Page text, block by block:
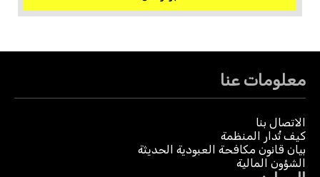
معلومات عنا
الاتصال بنا
كيف تُدار المنظمة
بيان قانون مكافحة العبودية الحديثة
الشؤون المالية